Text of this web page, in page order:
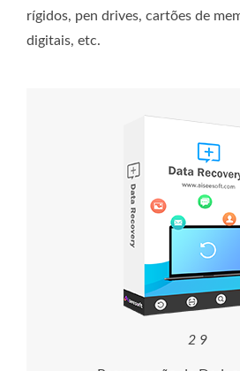
rígidos, pen drives, cartões de
digitais, etc.
2 9